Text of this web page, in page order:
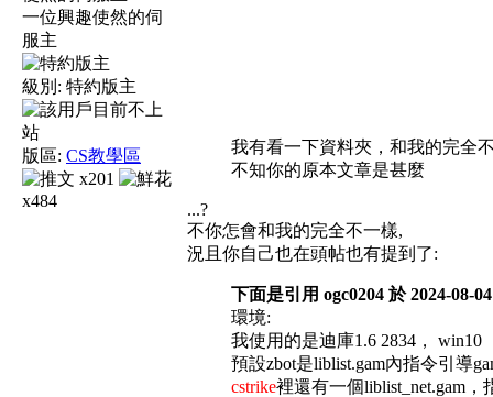
一位興趣使然的伺
服主
級別: 特約版主
版區: CS教學區
x201
x484
我有看一下資料夾，和我的完全
不知你的原本文章是甚麼
...?
不你怎會和我的完全不一樣,
況且你自己也在頭帖也有提到了:
下面是引用 ogc0204 於 2024-08-
環境:
我使用的是迪庫1.6 2834， win10
預設zbot是liblist.gam內指令引導
cstrike裡還有一個liblist_net.gam，